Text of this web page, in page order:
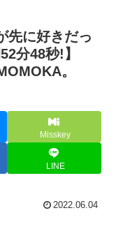
先に好きだっ
分48秒!】
。
Misskey
LINE
2022.06.04